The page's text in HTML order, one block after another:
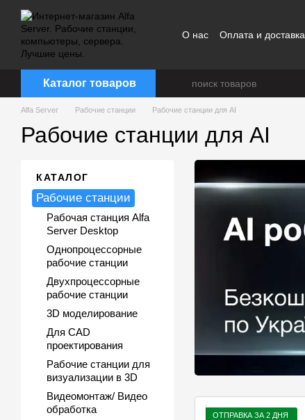
Перейти к основному контенту
О нас Оплата и доставка
Каталог товаров
Alfa Server Рабочие станции Рабочие станции для AI
Рабочие станции для AI
ОТПРАВКА ЗА 2 ДНЯ
КАТАЛОГ
Рабочие станции
Рабочая станция Alfa
Server Desktop
Однопроцессорные
рабочие станции
Двухпроцессорные
рабочие станции
3D моделирование
Для CAD
проектирования
Рабочие станции для
визуализации в 3D
Видеомонтаж/ Видео
обработка